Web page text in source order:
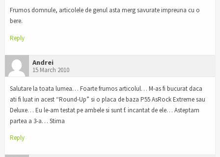
Frumos domnule, articolele de genul asta merg savurate impreuna cu o
bere.
Reply
Andrei
15 March 2010
Salutare la toata lumea… Foarte frumos articolul… M-as fi bucurat daca
ati fi luat in acest “Round-Up” si o placa de baza P55 AsRock Extreme sau
Deluxe… Eu le-am testat pe ambele si sunt f. incantat de ele… Asteptam
partea a 3-a… Stima
Reply